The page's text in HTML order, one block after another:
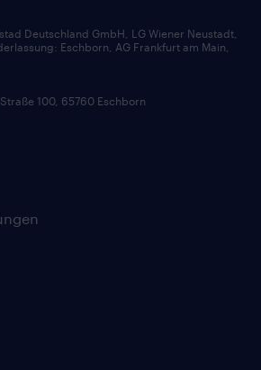
Deutschland GmbH, LG Wiener Neustadt,
Eschborn, AG Frankfurt am Main,
100, 65760 Eschborn